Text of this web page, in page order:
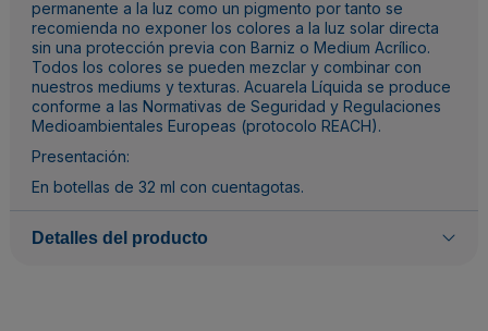
permanente a la luz como un pigmento por tanto se
recomienda no exponer los colores a la luz solar directa
sin una protección previa con Barniz o Medium Acrílico.
Todos los colores se pueden mezclar y combinar con
nuestros mediums y texturas. Acuarela Líquida se produce
conforme a las Normativas de Seguridad y Regulaciones
Medioambientales Europeas (protocolo REACH).
Presentación:
En botellas de 32 ml con cuentagotas.
Detalles del producto